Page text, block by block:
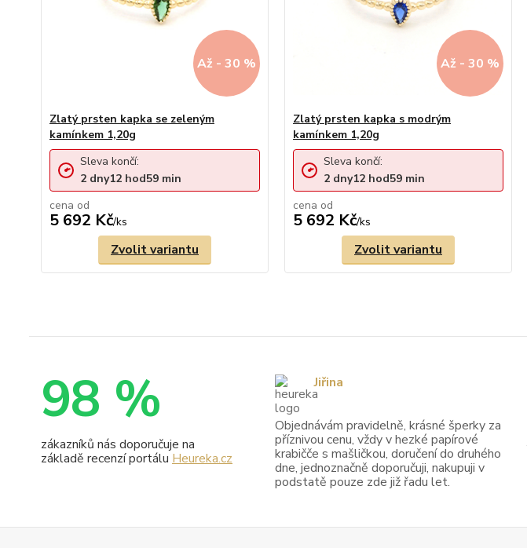
Až - 30 %
Zlatý prsten kapka se zeleným
kamínkem 1,20g
cena od
5 692 Kč/ks
Sleva končí:
2 dny12 hod59 min
Zvolit variantu
Až - 30 %
Zlatý prsten kapka s modrým
kamínkem 1,20g
cena od
5 692 Kč/ks
Sleva končí:
2 dny12 hod59 min
Zvolit variantu
98 %
zákazníků nás doporučuje na
základě recenzí portálu Heureka.cz
Objednávám pravidelně, krásné šperky za
příznivou cenu, vždy v hezké papírové
krabičče s mašličkou, doručení do druhého
dne, jednoznačně doporučuji, nakupuji v
podstatě pouze zde již řadu let.
Jiřina